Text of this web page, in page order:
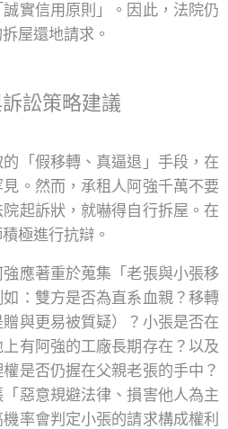
實信用原則」。因此，法院仍
屋還地請求。
訟策略建議
「假移轉、真逼退」手段，在
。然而，承租人阿強千萬不要
起訴狀，就嚇得自行拆屋。在
極進行抗辯。
應著重於蒐集「老張與小張移
：雙方是否為直系血親？移轉
與更易被質疑）？小張是否在
有阿強的工廠長期存在？以及
是否仍握在父親老張的手中？
惡意規避法律、損害他人為主
率會判定小張的請求構成權利